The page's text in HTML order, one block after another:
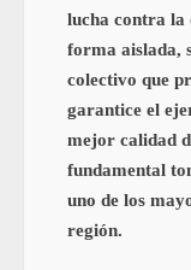
lucha contra la
forma aislada,
colectivo que
garantice el
mejor calidad
fundamental
uno de los
región.